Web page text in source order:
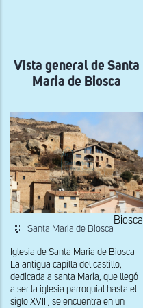
navegación
Vista general de Santa
Maria de Biosca
Santa Maria de Biosca
Biosca
Iglesia de Santa Maria de Biosca
La antigua capilla del castillo,
dedicada a santa María, que llegó
a ser la iglesia parroquial hasta el
siglo XVIII, se encuentra en un